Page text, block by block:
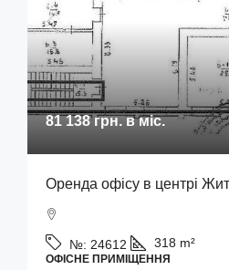
81 138 грн.в міс.
Оренда офісу в центрі
№: 24612 318 m²
ОФІСНЕ ПРИМІЩЕННЯ